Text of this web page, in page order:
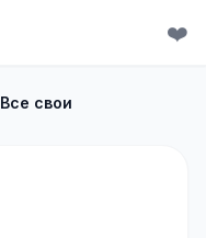
❤️
Все свои